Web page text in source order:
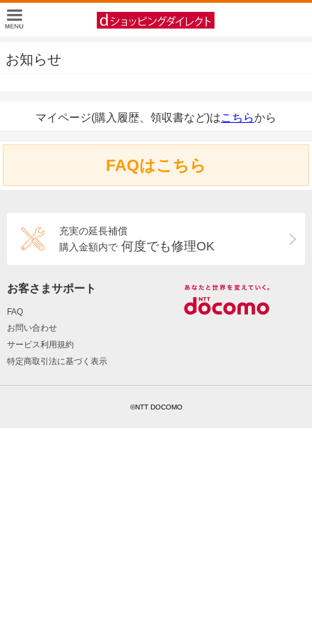
お知らせ
マイページ(購入履歴、領収書など)はこちらから
FAQはこちら
充実の延長補償
購入金額内で 何度でも修理OK
お客さまサポート
FAQ
お問い合わせ
サービス利用規約
特定商取引法に基づく表示
©NTT DOCOMO